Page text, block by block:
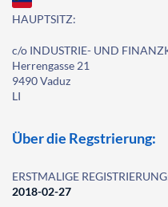
HAUPTSITZ:
c/o INDUSTRIE- UND
Herrengasse 21
9490 Vaduz
LI
Über die Regstrierung:
ERSTMALIGE
2018-02-27